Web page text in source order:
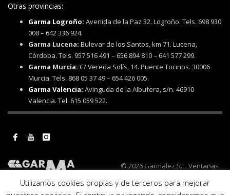
Otras provincias:
Garma Logroño: Avenida de la Paz 32. Logroño. Tels. 698 930
008 – 642 336 924.
Garma Lucena: Bulevar de los Santos, km 71. Lucena,
Córdoba. Tels. 957 516 491 – 656 894 810 – 641 577 299.
Garma Murcia: C/ Vereda Solís, 14. Puente Tocinos. 30006
Murcia. Tels. 868 05 37 49 – 654 426 005.
Garma Valencia: Avinguda de la Albufera, s/n. 46910
Valencia. Tel. 615 059 522.
© 2026 Garmalez S.L. Ventanas
de reformas. Ventanas de PVC Ecoven Plus.Aviso legal y política de
Utilizamos cookies propias y de terceros para mejorar